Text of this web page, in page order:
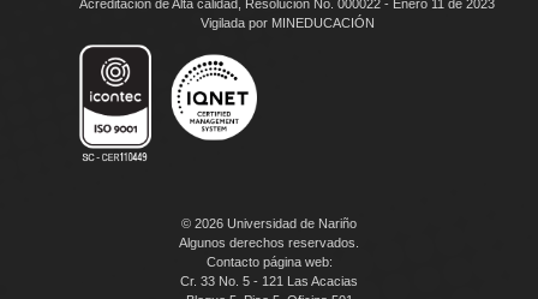
Acreditación de Alta calidad, Resolución No. 000022 - Enero 11 de 2023
Vigilada por MINEDUCACIÓN
© 2026 Universidad de Nariño
Algunos derechos reservados.
Contacto página web:
Cr. 33 No. 5 - 121 Las Acacias